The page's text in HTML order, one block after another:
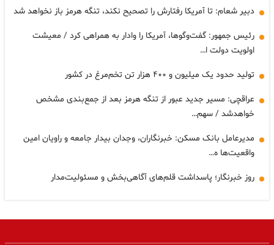
دبیر شعام: تا آمریکا رفتارش را تصحیح نکند، تنگه هرمز باز نخواهد شد
رئیس جمهور: گفت‌وگوها، آمریکا را وادار به همراهی کرد / معیشت
اولویت دولت ا…
تولید حدود یک میلیون و ۴۰۰ هزار تن تخم‌مرغ در کشور
عراقچی: مسیر جدید عبور از تنگه هرمز بعد از جمع‌بندی مشخص
خواهدشد / سهم…
مدیرعامل بانک مسکن: خبرنگاران، وجدان بیدار جامعه و راویان امین
واقعیت‌ها ه…
روز خبرنگار؛ پاسداشت قلم‌های آگاهی‌بخش و مسئولیت‌مدار